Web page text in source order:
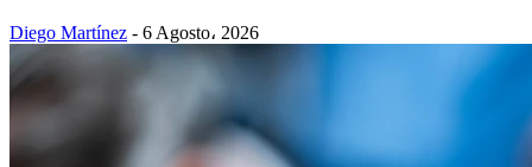
Diego Martínez - 6 Agosto، 2026